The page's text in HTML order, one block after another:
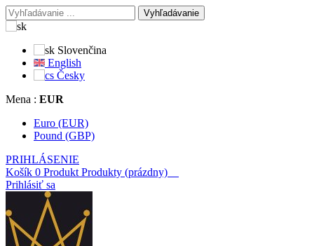
Vyhľadávanie
Slovenčina
English
Česky
Mena : EUR
Euro (EUR)
Pound (GBP)
PRIHLÁSENIE
Košík 0 Produkt Produkty (prázdny)
Prihlásiť sa